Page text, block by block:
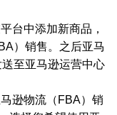
台中添加新商品，
）销售。之后亚马
至亚马逊运营中心
逊物流（FBA）销